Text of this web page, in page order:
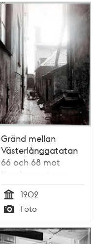
Gränd mellan
Västerlånggatatan
66 och 68 mot
Kornhamnstorg
Tid
1902
Typ
Foto